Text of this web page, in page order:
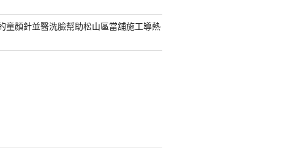
童顏針並醫洗臉幫助松山區當舖施工導熱